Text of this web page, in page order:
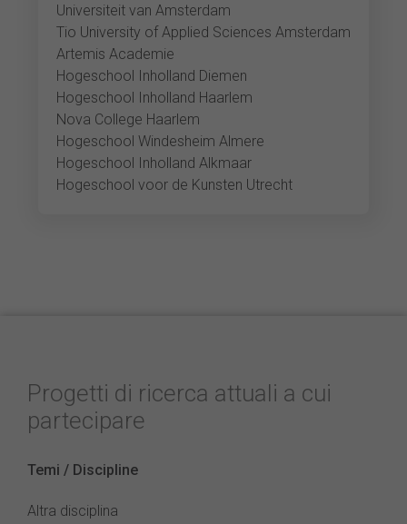
Universiteit van Amsterdam
Tio University of Applied Sciences Amsterdam
Artemis Academie
Hogeschool Inholland Diemen
Hogeschool Inholland Haarlem
Nova College Haarlem
Hogeschool Windesheim Almere
Hogeschool Inholland Alkmaar
Hogeschool voor de Kunsten Utrecht
Progetti di ricerca attuali a cui
partecipare
Temi / Discipline
Altra disciplina